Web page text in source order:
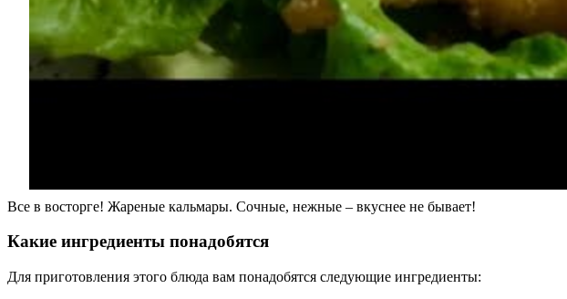
Все в восторге! Жареные кальмары. Сочные, нежные – вкуснее не бывает!
Какие ингредиенты понадобятся
Для приготовления этого блюда вам понадобятся следующие ингредиенты: